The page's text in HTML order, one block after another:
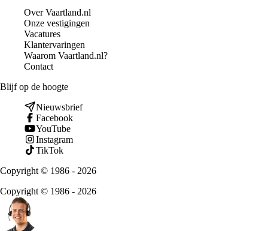
Over Vaartland.nl
Onze vestigingen
Vacatures
Klantervaringen
Waarom Vaartland.nl?
Contact
Blijf op de hoogte
Nieuwsbrief
Facebook
YouTube
Instagram
TikTok
Copyright © 1986 - 2026
Copyright © 1986 - 2026